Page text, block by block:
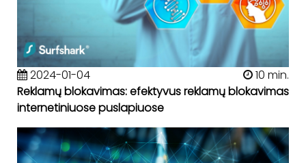
2024-01-04
10 min.
Reklamų blokavimas: efektyvus reklamų blokavimas
internetiniuose puslapiuose